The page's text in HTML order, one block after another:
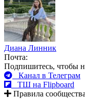
Диана Линник
Почта:
Подпишитесь, чтобы
Канал в Телеграм
ТШ на Flipboard
Правила сообщества